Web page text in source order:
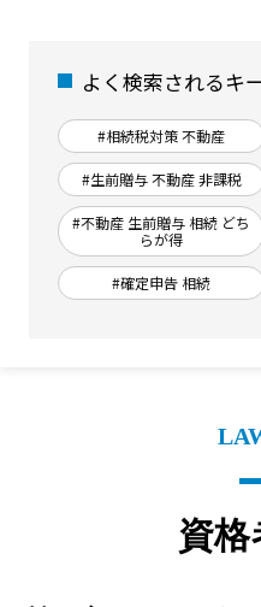
よく検索されるキ
#相続税対策 不動産
#生前贈与 不動産 非課税
#不動産 生前贈与 相続 どち
らが得
#確定申告 相続
資格